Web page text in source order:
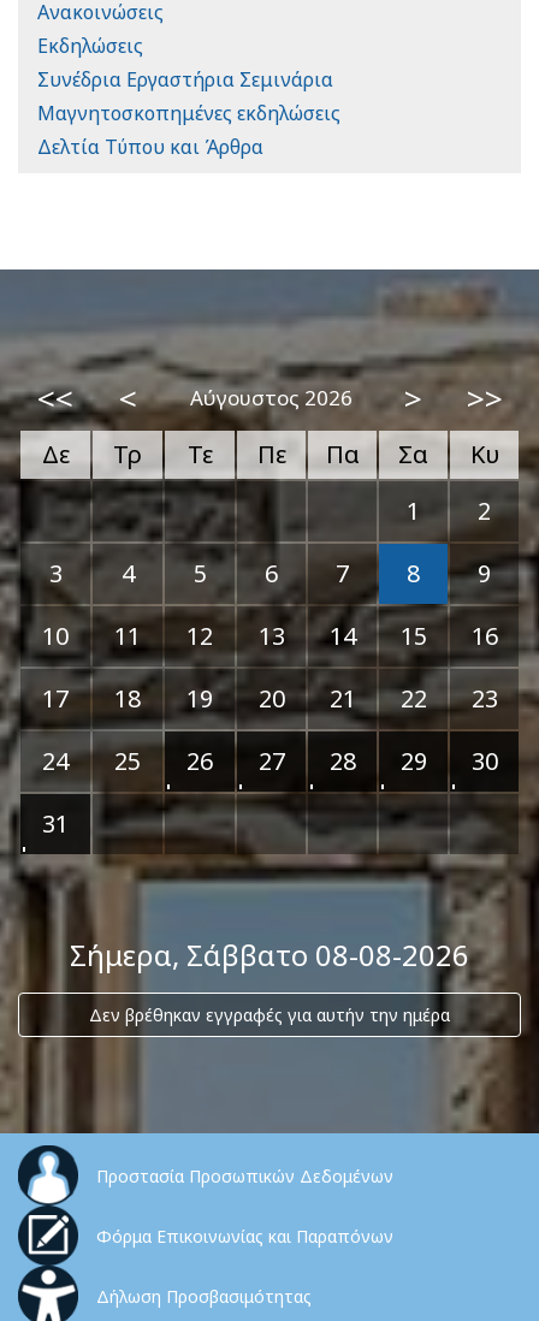
Ανακοινώσεις
Εκδηλώσεις
Συνέδρια Εργαστήρια Σεμινάρια
Μαγνητοσκοπημένες εκδηλώσεις
Δελτία Τύπου και Άρθρα
<< < Αύγουστος 2026 > >>
Δε Τρ Τε Πε Πα Σα
Κυ
1
2
3
4 5 6 7 8
9
10
11 12 13 14 15
16
17
18 19 20 21 22
23
24
25 26 27 28 29
30
31
Σήμερα, Σάββατο 08-08-2026
Δεν βρέθηκαν εγγραφές για αυτήν την ημέρα
Προστασία Προσωπικών Δεδομένων
Φόρμα Επικοινωνίας και Παραπόνων
Δήλωση Προσβασιμότητας